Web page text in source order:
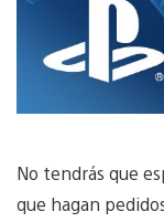
No tendrás que
que hagan